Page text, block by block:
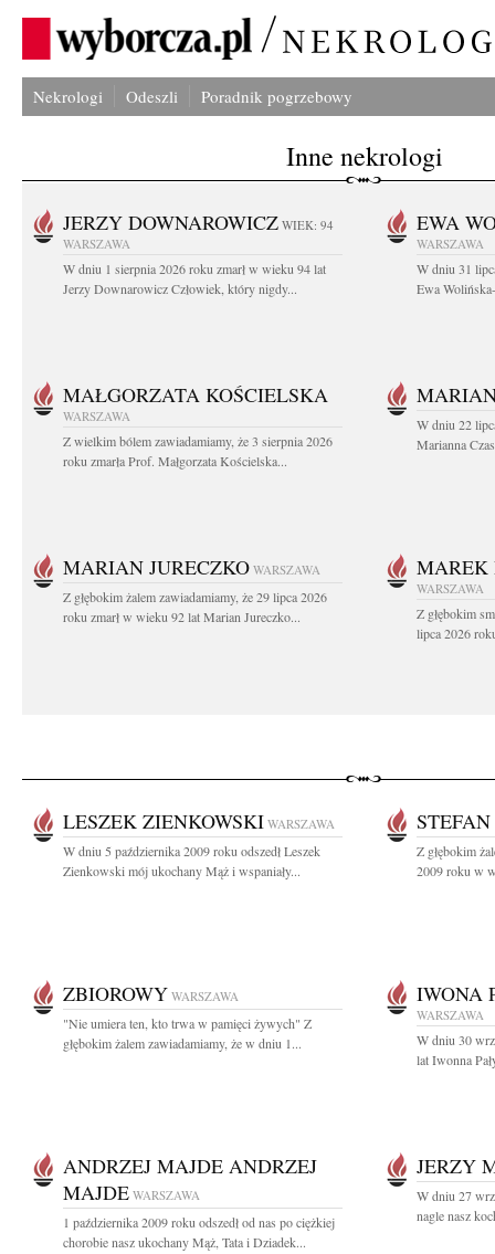
Nekrologi Odeszli Poradnik pogrzebowy
Inne nekrologi
JERZY DOWNAROWICZ WIEK: 94
WARSZAWA
W dniu 1 sierpnia 2026 roku zmarł w wieku 94 lat
Jerzy Downarowicz Człowiek, który nigdy...
EWA
WARSZAWA
W dniu 31
Ewa
MAŁGORZATA KOŚCIELSKA
WARSZAWA
Z wielkim bólem zawiadamiamy, że 3 sierpnia 2026
roku zmarła Prof. Małgorzata Kościelska...
W dniu 22
Marianna
MARIAN JURECZKO WARSZAWA
Z głębokim żalem zawiadamiamy, że 29 lipca 2026
roku zmarł w wieku 92 lat Marian Jureczko...
MAREK
WARSZAWA
Z głębokim
lipca 2026
LESZEK ZIENKOWSKI WARSZAWA
W dniu 5 października 2009 roku odszedł Leszek
Zienkowski mój ukochany Mąż i wspaniały...
Z głębokim
2009 roku w
ZBIOROWY WARSZAWA
"Nie umiera ten, kto trwa w pamięci żywych" Z
głębokim żalem zawiadamiamy, że w dniu 1...
IWONA
WARSZAWA
W dniu 30
lat Iwonna
ANDRZEJ MAJDE ANDRZEJ
MAJDE WARSZAWA
1 października 2009 roku odszedł od nas po ciężkiej
chorobie nasz ukochany Mąż, Tata i Dziadek...
JERZY
W dniu 27
nagle nasz